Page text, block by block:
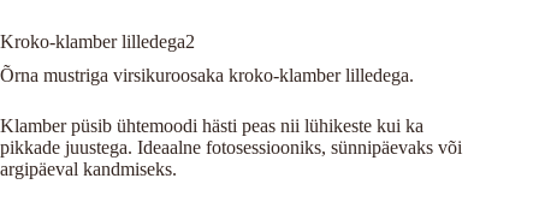
Kroko-klamber lilledega2
Õrna mustriga virsikuroosaka kroko-klamber lilledega.
Klamber püsib ühtemoodi hästi peas nii lühikeste kui ka
pikkade juustega. Ideaalne fotosessiooniks, sünnipäevaks või
argipäeval kandmiseks.